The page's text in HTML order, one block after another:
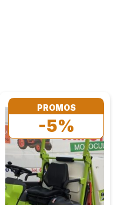
PROMOS
-5%